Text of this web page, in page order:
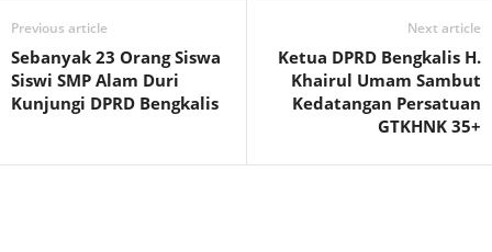
Previous article
Sebanyak 23 Orang Siswa
Siswi SMP Alam Duri
Kunjungi DPRD Bengkalis
Next article
Ketua DPRD Bengkalis H.
Khairul Umam Sambut
Kedatangan Persatuan
GTKHNK 35+